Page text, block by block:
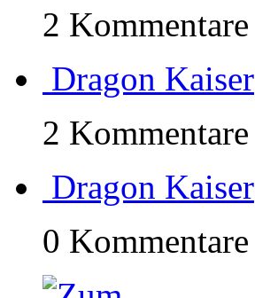
2 Kommentare
Dragon Kaiser
2 Kommentare
Dragon Kaiser
0 Kommentare